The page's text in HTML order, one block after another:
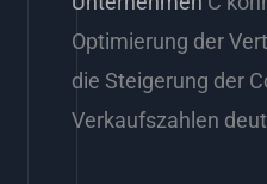
Optimierung der
die Steigerung der
Verkaufszahlen